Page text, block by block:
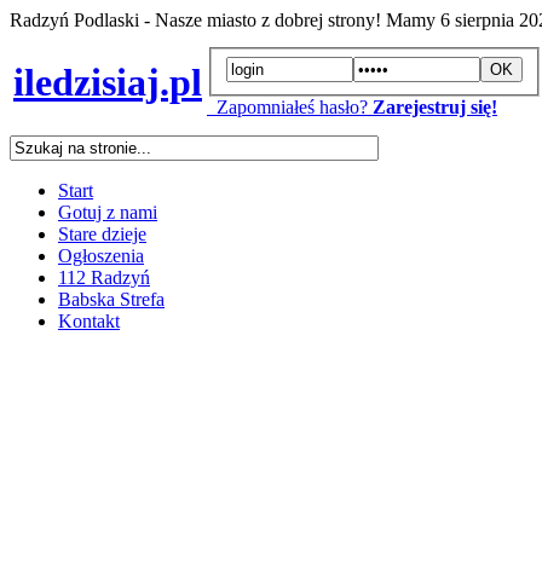
Radzyń Podlaski - Nasze miasto z dobrej strony! Mamy 6 sierpnia
iledzisiaj.pl
Zapomniałeś hasło? Zarejestruj się!
Start
Gotuj z nami
Stare dzieje
Ogłoszenia
112 Radzyń
Babska Strefa
Kontakt